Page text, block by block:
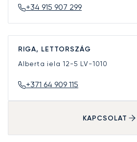
+34 915 907 299
RIGA, LETTORSZÁG
Alberta iela 12-5 LV-1010
+371 64 909 115
KAPCSOLAT